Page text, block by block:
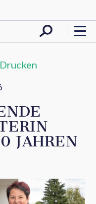
Drucken
JAHREN